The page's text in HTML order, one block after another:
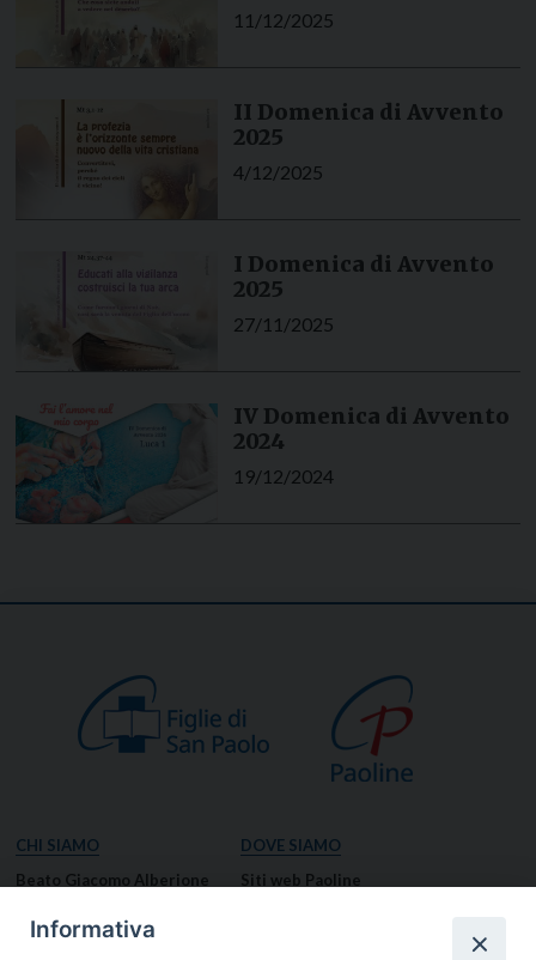
11/12/2025
II Domenica di Avvento
2025
4/12/2025
I Domenica di Avvento
2025
27/11/2025
IV Domenica di Avvento
2024
19/12/2024
CHI SIAMO
Beato Giacomo Alberione
Venerabile Tecla Merlo
DOVE SIAMO
Siti web Paoline
Informativa